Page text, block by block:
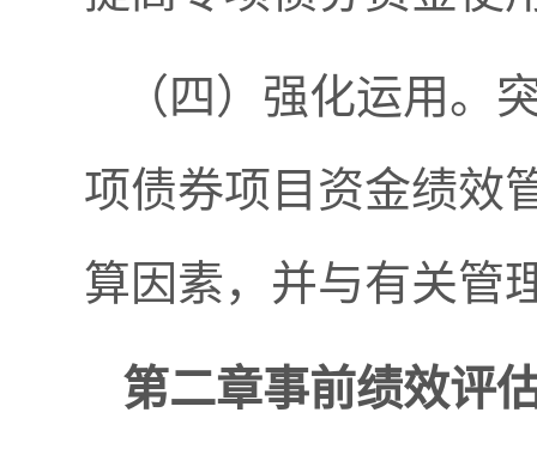
（四）强化运用。
项债券项目资金绩效
算因素，并与有关管
第二章事前绩效评